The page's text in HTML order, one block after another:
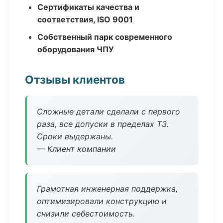
Сертификаты качества и
соответствия, ISO 9001
Собственный парк современного
оборудования ЧПУ
Отзывы клиентов
Сложные детали сделали с первого
раза, все допуски в пределах ТЗ.
Сроки выдержаны.
— Клиент компании
Грамотная инженерная поддержка,
оптимизировали конструкцию и
снизили себестоимость.